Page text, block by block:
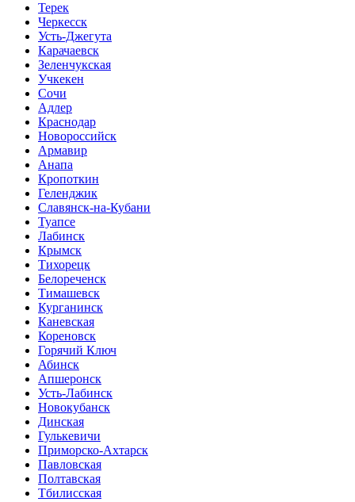
Терек
Черкесск
Усть-Джегута
Карачаевск
Зеленчукская
Учкекен
Сочи
Адлер
Краснодар
Новороссийск
Армавир
Анапа
Кропоткин
Геленджик
Славянск-на-Кубани
Туапсе
Лабинск
Крымск
Тихорецк
Белореченск
Тимашевск
Курганинск
Каневская
Кореновск
Горячий Ключ
Абинск
Апшеронск
Усть-Лабинск
Новокубанск
Динская
Гулькевичи
Приморско-Ахтарск
Павловская
Полтавская
Тбилисская